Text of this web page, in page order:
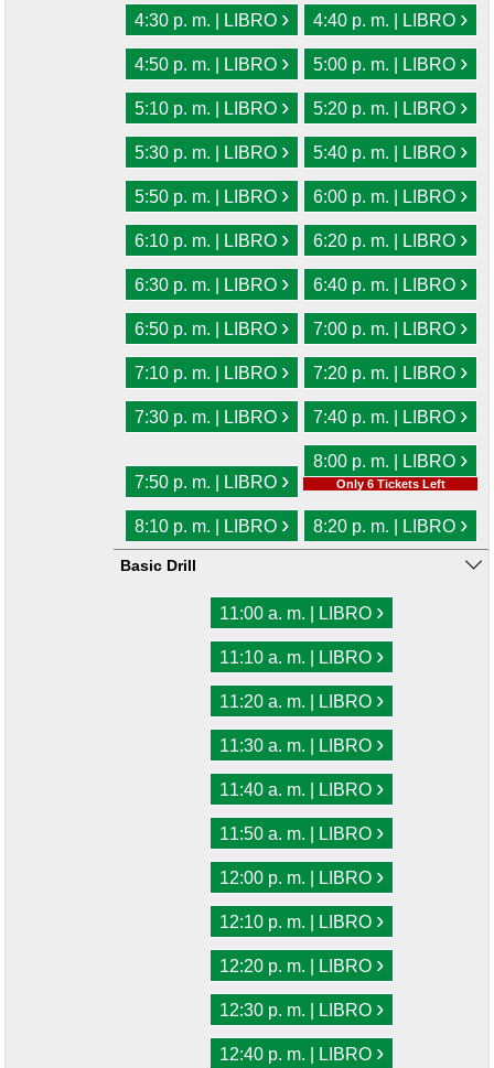
4:30 p. m. | LIBRO › 4:40 p. m. | LIBRO ›
4:50 p. m. | LIBRO › 5:00 p. m. | LIBRO ›
5:10 p. m. | LIBRO › 5:20 p. m. | LIBRO ›
5:30 p. m. | LIBRO › 5:40 p. m. | LIBRO ›
5:50 p. m. | LIBRO › 6:00 p. m. | LIBRO ›
6:10 p. m. | LIBRO › 6:20 p. m. | LIBRO ›
6:30 p. m. | LIBRO › 6:40 p. m. | LIBRO ›
6:50 p. m. | LIBRO › 7:00 p. m. | LIBRO ›
7:10 p. m. | LIBRO › 7:20 p. m. | LIBRO ›
7:30 p. m. | LIBRO › 7:40 p. m. | LIBRO ›
7:50 p. m. | LIBRO ›
8:00 p. m. | LIBRO ›
Only 6 Tickets Left
8:10 p. m. | LIBRO › 8:20 p. m. | LIBRO ›
Basic Drill
11:00 a. m. | LIBRO ›
11:10 a. m. | LIBRO ›
11:20 a. m. | LIBRO ›
11:30 a. m. | LIBRO ›
11:40 a. m. | LIBRO ›
11:50 a. m. | LIBRO ›
12:00 p. m. | LIBRO ›
12:10 p. m. | LIBRO ›
12:20 p. m. | LIBRO ›
12:30 p. m. | LIBRO ›
12:40 p. m. | LIBRO ›